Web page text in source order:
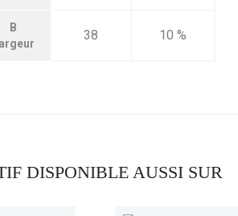
B
38 10 %
DISPONIBLE AUSSI SUR